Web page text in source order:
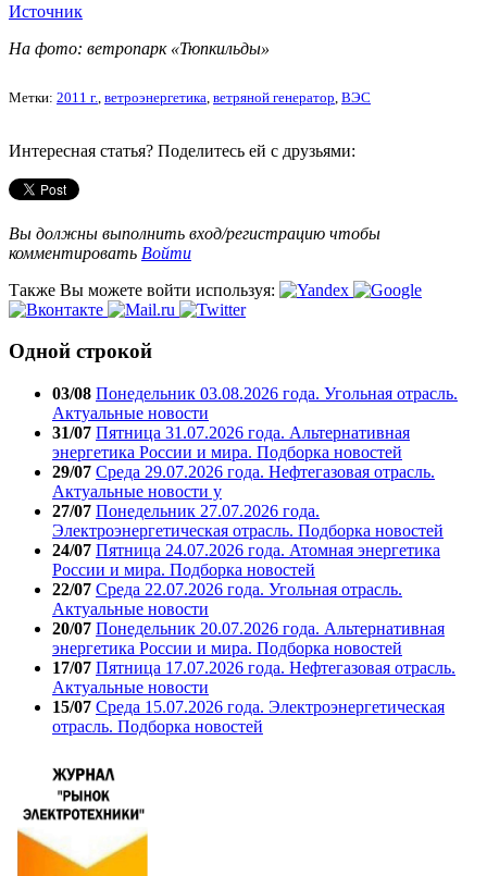
Источник
На фото: ветропарк «Тюпкильды»
Метки: 2011 г. ветроэнергетика ветряной генератор ВЭС
Интересная статья? Поделитесь ей с друзьями:
Вы должны выполнить вход/регистрацию чтобы
комментировать Войти
Также Вы можете войти используя:
Одной строкой
03/08 Понедельник 03.08.2026 года. Угольная отрасль.
Актуальные новости
31/07 Пятница 31.07.2026 года. Альтернативная
энергетика России и мира. Подборка новостей
29/07 Среда 29.07.2026 года. Нефтегазовая отрасль.
Актуальные новости у
27/07 Понедельник 27.07.2026 года.
Электроэнергетическая отрасль. Подборка новостей
24/07 Пятница 24.07.2026 года. Атомная энергетика
России и мира. Подборка новостей
22/07 Среда 22.07.2026 года. Угольная отрасль.
Актуальные новости
20/07 Понедельник 20.07.2026 года. Альтернативная
энергетика России и мира. Подборка новостей
17/07 Пятница 17.07.2026 года. Нефтегазовая отрасль.
Актуальные новости
15/07 Среда 15.07.2026 года. Электроэнергетическая
отрасль. Подборка новостей